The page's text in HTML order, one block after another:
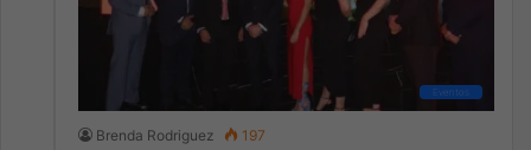
Eventos
Brenda Rodriguez 197